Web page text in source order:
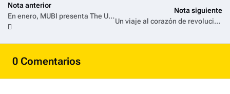
Nota anterior
En enero, MUBI presenta The Ugly Stepsister, The Piano Accident y el final de la serie Los Años Nuevos
Nota siguiente
Un viaje al corazón de revolución: Bauhaus, una nueva era llega a Film&Arts
0 Comentarios